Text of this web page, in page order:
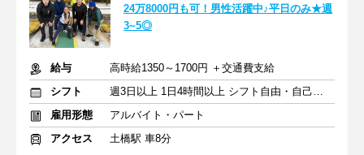
24万8000円も可！男性活躍中♪平日のみ★週
3~5◎
給与
高時給1350～1700円 ＋交通費支給
シフト
週3日以上 1日4時間以上 シフト自由・自己申告
雇用形態
アルバイト・パート
アクセス
土橋駅 車8分